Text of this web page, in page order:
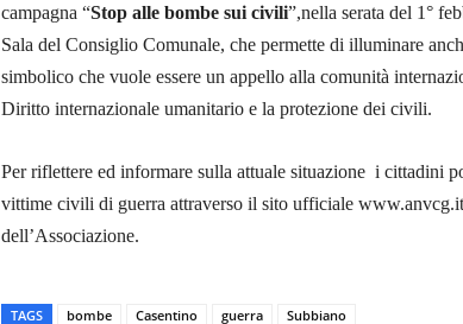
campagna “Stop alle bombe sui civili”,nella serata del 1°
Sala del Consiglio Comunale, che permette di illuminare
simbolico che vuole essere un appello alla comunità
Diritto internazionale umanitario e la protezione dei civili.
Per riflettere ed informare sulla attuale situazione i cittadini
vittime civili di guerra attraverso il sito ufficiale
dell’Associazione.
TAGS bombe Casentino guerra Subbiano